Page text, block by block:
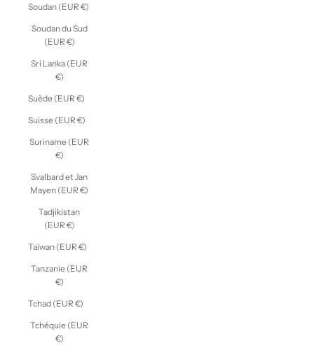
Soudan (EUR €)
Soudan du Sud
(EUR €)
Sri Lanka (EUR
€)
Suède (EUR €)
Suisse (EUR €)
Suriname (EUR
€)
Svalbard et Jan
Mayen (EUR €)
Tadjikistan
(EUR €)
Taïwan (EUR €)
Tanzanie (EUR
€)
Tchad (EUR €)
Tchéquie (EUR
€)